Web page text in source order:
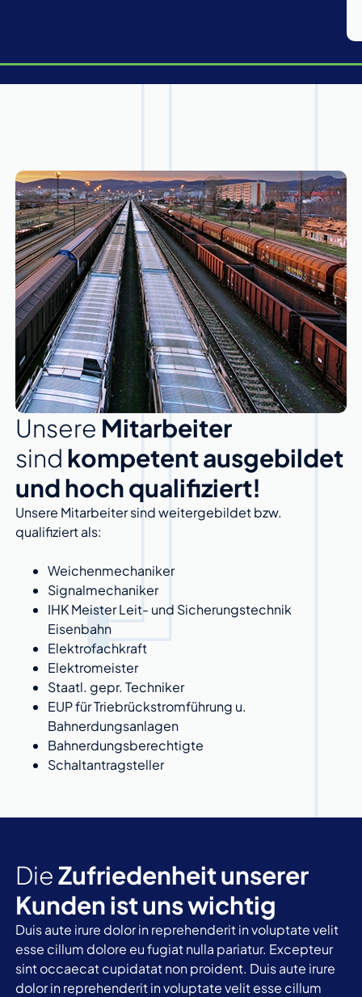
Unsere Mitarbeiter
sind kompetent ausgebildet
und hoch qualifiziert!
Unsere Mitarbeiter sind weitergebildet bzw.
qualifiziert als:
Weichenmechaniker
Signalmechaniker
IHK Meister Leit- und Sicherungstechnik
Eisenbahn
Elektrofachkraft
Elektromeister
Staatl. gepr. Techniker
EUP für Triebrückstromführung u.
Bahnerdungsanlagen
Bahnerdungsberechtigte
Schaltantragsteller
DieZufriedenheit unserer
Kunden istuns wichtig
Duis aute irure dolor in reprehenderit in voluptate velit
esse cillum dolore eu fugiat nulla pariatur. Excepteur
sint occaecat cupidatat non proident. Duis aute irure
dolor in reprehenderit in voluptate velit esse cillum